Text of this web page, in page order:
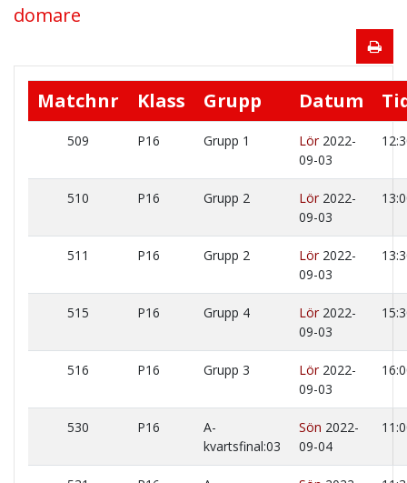
domare
Matchnr Klass Grupp Datum
509 P16 Grupp 1 Lör2022-
09-03
510 P16 Grupp 2 Lör 2022-
09-03
511 P16 Grupp 2 Lör2022-
09-03
515 P16 Grupp 4 Lör 2022-
09-03
516 P16 Grupp 3 Lör2022-
09-03
530 P16
A-
kvartsfinal:03
Sön 2022-
09-04